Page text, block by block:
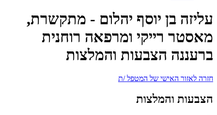
עליזה בן יוסף יהלום - מתקשרת,
מאסטר רייקי ומרפאה רוחנית
ברעננה הצבעות והמלצות
חזרה לאזור האישי של המטפל /ת
הצבעות והמלצות